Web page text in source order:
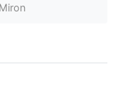
Miron